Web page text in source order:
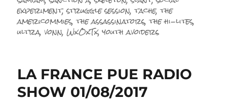
experiment,struggle session,tache,the
americommies,the assassinators,the hi-lites,
ultra,vonn,WxOxTx,youth avoiders
LA FRANCE PUE RADIO
SHOW 01/08/2017